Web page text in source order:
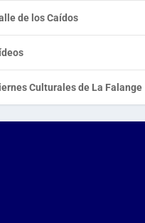
de los Caídos
Culturales de La Falange